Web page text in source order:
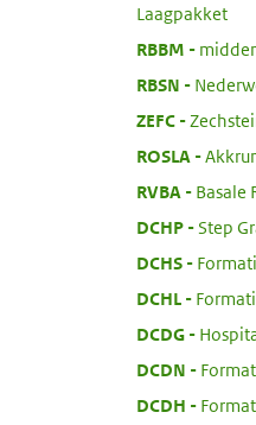
Laagpakket
RBBM
RBSN
ZEFC:
ROSLA
RVBA
Basale
DCHP:
Step
DCHS:
DCHL
DCDG:
DCDN
DCDH